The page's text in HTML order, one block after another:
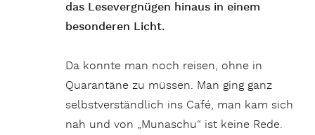
das Lesevergnügen hinaus in einem
besonderen Licht.
Da konnte man noch reisen, ohne in
Quarantäne zu müssen. Man ging ganz
selbstverständlich ins Café, man kam sich
nah und von „Munaschu“ ist keine Rede.